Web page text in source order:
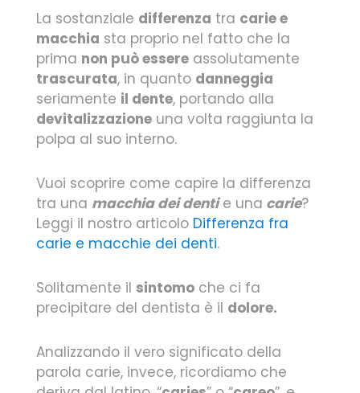
La sostanziale differenza tra carie e
macchia sta proprio nel fatto che la
prima non può essere assolutamente
trascurata, in quanto danneggia
seriamente il dente, portando alla
devitalizzazione una volta raggiunta la
polpa al suo interno.
Vuoi scoprire come capire la differenza
tra una macchia dei dentie una carie?
Leggi il nostro articolo Differenza fra
carie e macchie dei denti.
Solitamente il sintomo che ci fa
precipitare del dentista è il dolore.
Analizzando il vero significato della
parola carie, invece, ricordiamo che